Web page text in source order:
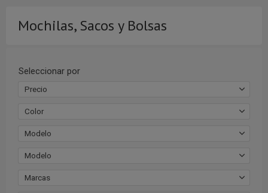
Mochilas, Sacos y Bolsas
Seleccionar por
Precio
Color
Modelo
Modelo
Marcas